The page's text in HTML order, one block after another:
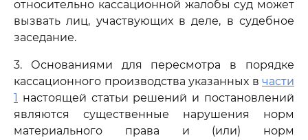
относительно кассационной жалобы суд может
вызвать лиц, участвующих в деле, в судебное
заседание.
3. Основаниями для пересмотра в порядке
кассационного производства указанных в части
1 настоящей статьи решений и постановлений
являются существенные нарушения норм
материального права и (или) норм